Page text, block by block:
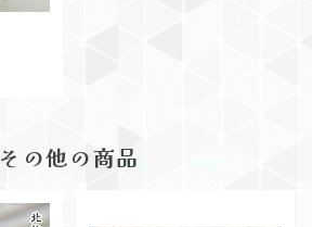
その他の商品